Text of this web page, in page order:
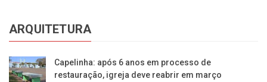
ARQUITETURA
Capelinha: após 6 anos em processo de
restauração, igreja deve reabrir em março